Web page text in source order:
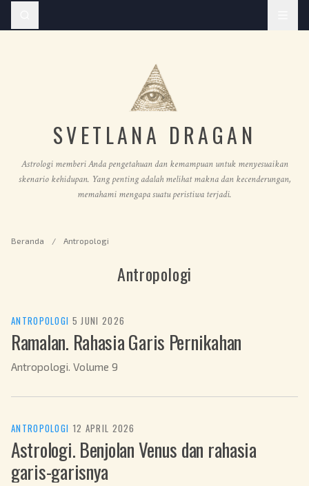
SVETLANA DRAGAN
Astrologi memberi Anda pengetahuan dan kemampuan untuk menyesuaikan
skenario kehidupan. Yang penting adalah melihat makna dan kecenderungan,
memahami mengapa suatu peristiwa terjadi.
Beranda / Antropologi
Antropologi
ANTROPOLOGI 5 JUNI 2026
Ramalan. Rahasia Garis Pernikahan
Antropologi. Volume 9
ANTROPOLOGI 12 APRIL 2026
Astrologi. Benjolan Venus dan rahasia
garis-garisnya